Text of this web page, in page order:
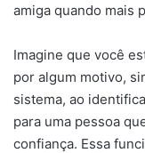
amiga quando mais
Imagine que você
por algum motivo,
sistema, ao
para uma pessoa
confiança. Essa